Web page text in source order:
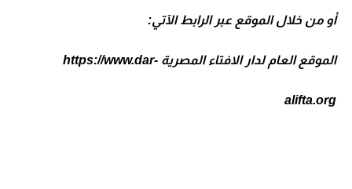
أو من خلال الموقع عبر الرابط الآتي:
الموقع العام لدار الافتاء المصرية https://www.dar-
alifta.org